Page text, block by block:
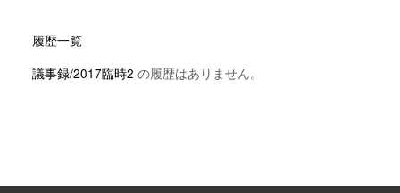
履歴一覧
議事録/2017臨時2 の履歴はありません。